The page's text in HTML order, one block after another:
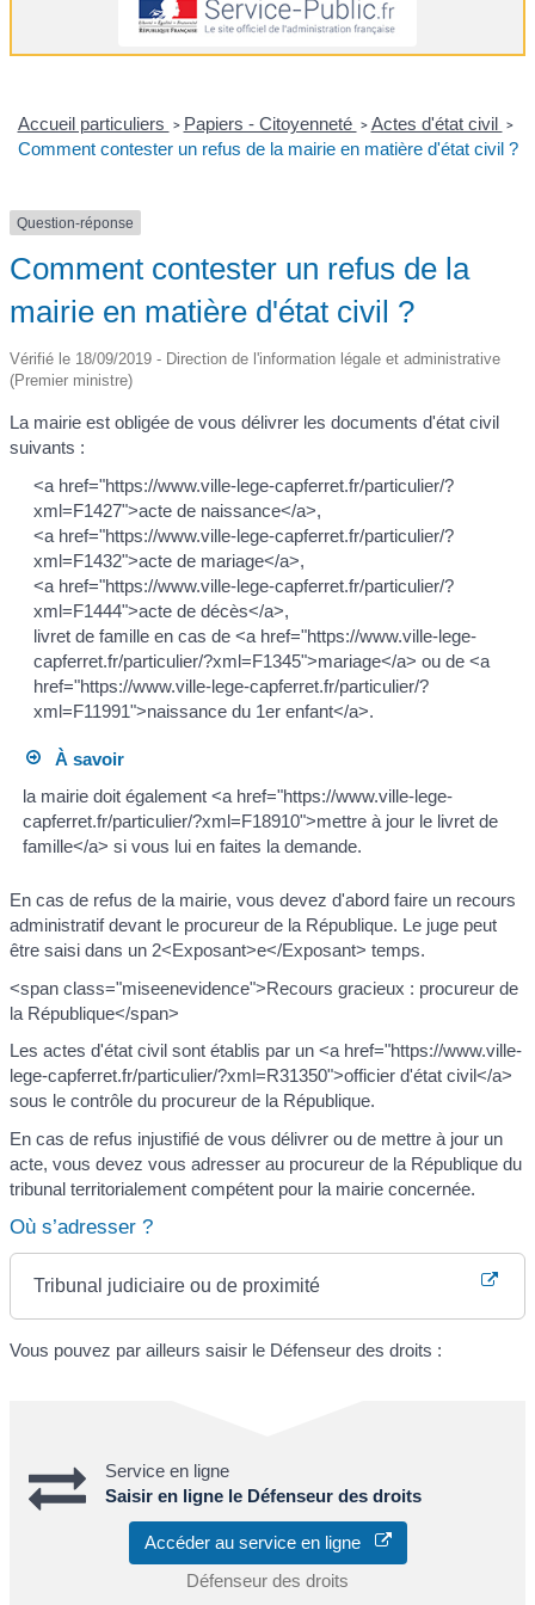
Accueil particuliers > Papiers - Citoyenneté > Actes d'état civil >
Comment contester un refus de la mairie en matière d'état civil ?
Question-réponse
Comment contester un refus de la
mairie en matière d'état civil ?
Vérifié le 18/09/2019 - Direction de l'information légale et administrative
(Premier ministre)
La mairie est obligée de vous délivrer les documents d'état civil
suivants :
<a href="https://www.ville-lege-capferret.fr/particulier/?
xml=F1427">acte de naissance</a>,
<a href="https://www.ville-lege-capferret.fr/particulier/?
xml=F1432">acte de mariage</a>,
<a href="https://www.ville-lege-capferret.fr/particulier/?
xml=F1444">acte de décès</a>,
livret de famille en cas de <a href="https://www.ville-lege-
capferret.fr/particulier/?xml=F1345">mariage</a> ou de <a
href="https://www.ville-lege-capferret.fr/particulier/?
xml=F11991">naissance du 1er enfant</a>.
À savoir
la mairie doit également <a href="https://www.ville-lege-
capferret.fr/particulier/?xml=F18910">mettre à jour le livret de
famille</a> si vous lui en faites la demande.
En cas de refus de la mairie, vous devez d'abord faire un recours
administratif devant le procureur de la République. Le juge peut
être saisi dans un 2<Exposant>e</Exposant> temps.
<span class="miseenevidence">Recours gracieux : procureur de
la République</span>
Les actes d'état civil sont établis par un <a href="https://www.ville-
lege-capferret.fr/particulier/?xml=R31350">officier d'état civil</a>
sous le contrôle du procureur de la République.
En cas de refus injustifié de vous délivrer ou de mettre à jour un
acte, vous devez vous adresser au procureur de la République du
tribunal territorialement compétent pour la mairie concernée.
Où s’adresser ?
Tribunal judiciaire ou de proximité
Vous pouvez par ailleurs saisir le Défenseur des droits :
Service en ligne
Saisir en ligne le Défenseur des droits
Accéder au service en ligne
Défenseur des droits